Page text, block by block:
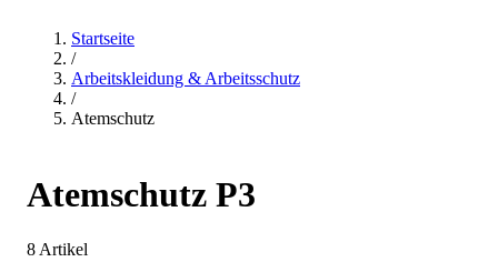
Startseite
/
Arbeitskleidung & Arbeitsschutz
/
Atemschutz
Atemschutz P3
8 Artikel